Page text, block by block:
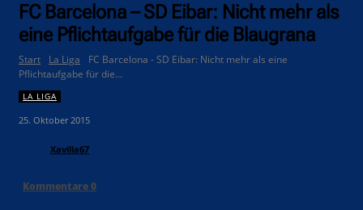
FC Barcelona – SD Eibar: Nicht mehr als
eine Pflichtaufgabe für die Blaugrana
Start La Liga
FC Barcelona - SD Eibar: Nicht mehr als eine
Pflichtaufgabe für die...
LA LIGA
25. Oktober 2015
Xavilla67
Kommentare0